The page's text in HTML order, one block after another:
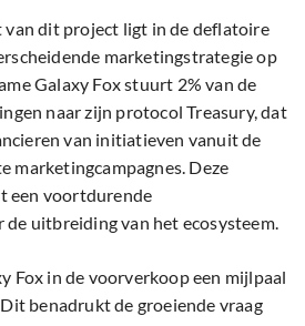
van dit project ligt in de deflatoire
marketingstrategie op
Galaxy Fox stuurt 2% van de
naar zijn protocol Treasury, dat
van initiatieven vanuit de
marketingcampagnes. Deze
een voortdurende
uitbreiding van het ecosysteem.
Fox in de voorverkoop een mijlpaal
benadrukt de groeiende vraag